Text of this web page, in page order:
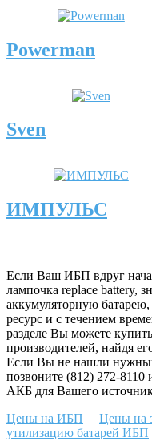
Powerman
Sven
ИМПУЛЬС
Если Ваш ИБП вдруг
лампочка replace battery,
аккумуляторную батарею,
ресурс и с течением
разделе Вы можете
производителей, найдя
Если Вы не нашли
позвоните (812) 272-8110
АКБ для Вашего
Цены на ИБП
Цены на
утилизацию батарей ИБП